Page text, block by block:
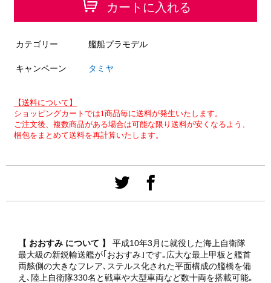
カートに入れる
カテゴリー 艦船プラモデル
キャンペーン タミヤ
【送料について】
ショッピングカートでは1商品毎に送料が発生いたします。
ご注文後、複数商品がある場合は可能な限り送料が安くなるよう、
梱包をまとめて送料を再計算いたします。
【 おおすみ について 】
平成10年3月に就役した海上自衛隊
最大級の新鋭輸送艦が｢おおすみ｣です｡広大な最上甲板と艦首
両舷側の大きなフレア､ステルス化された平面構成の艦橋を備
え､陸上自衛隊330名と戦車や大型車両など数十両を搭載可能｡